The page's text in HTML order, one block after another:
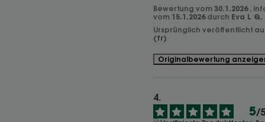
Bewertung vom 30.1.2026 ,
vom 15.1.2026 durch Eva L Q.
Ursprünglich veröffentlicht
(fr)
Originalbewertung
5/5